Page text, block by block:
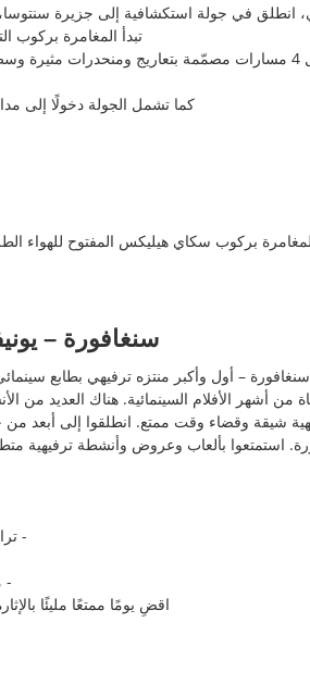
انطلق في جولة استكشافية إلى جزيرة سنتوسا،
تبدأ المغامرة بركوب
ثم استمتع بسكاي لاين لوج سنتوسا، التي تشمل 4 مسارات مصمّمة
كما تشمل الجولة دخولًا إلى مدام توسو
بركوب سكاي هيليكس المفتوح للهواء
سنغافورة –
7 مناطق مستوحاة من أشهر الأفلام السينمائية. هناك
شيقة وقضاء وقت ممتع. انطلقوا إلى أبعد
استمتعوا بألعاب وعروض وأنشطة ترفيهية
-
-
اقضِ يومًا ممتعًا مليئًا